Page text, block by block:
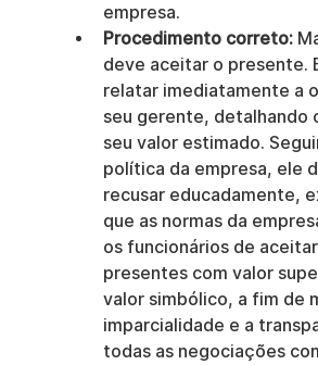
empresa.
Procedimento correto:
deve aceitar o presente.
relatar imediatamente a
seu gerente, detalhando
seu valor estimado.
política da empresa, ele
recusar educadamente,
que as normas da
os funcionários de
presentes com valor
valor simbólico, a fim de
imparcialidade e a
todas as negociações